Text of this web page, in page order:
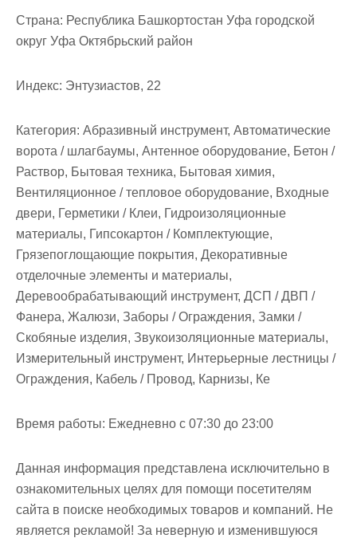
Страна: Республика Башкортостан Уфа городской
округ Уфа Октябрьский район
Индекс: Энтузиастов, 22
Категория: Абразивный инструмент, Автоматические
ворота / шлагбаумы, Антенное оборудование, Бетон /
Раствор, Бытовая техника, Бытовая химия,
Вентиляционное / тепловое оборудование, Входные
двери, Герметики / Клеи, Гидроизоляционные
материалы, Гипсокартон / Комплектующие,
Грязепоглощающие покрытия, Декоративные
отделочные элементы и материалы,
Деревообрабатывающий инструмент, ДСП / ДВП /
Фанера, Жалюзи, Заборы / Ограждения, Замки /
Скобяные изделия, Звукоизоляционные материалы,
Измерительный инструмент, Интерьерные лестницы /
Ограждения, Кабель / Провод, Карнизы, Ке
Время работы: Ежедневно с 07:30 до 23:00
Данная информация представлена исключительно в
ознакомительных целях для помощи посетителям
сайта в поиске необходимых товаров и компаний. Не
является рекламой! За неверную и изменившуюся